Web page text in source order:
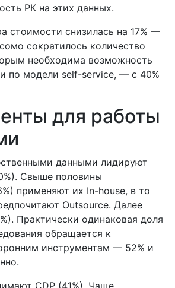
РК на этих данных.
стоимости снизилась на 17% —
сократилось количество
необходима возможность
по модели self-service, — с 40%
для работы
данными лидируют
Свыше половины
применяют их In-house, в то
Outsource. Далее
Практически одинаковая доля
обращается к
инструментам — 52% и
CDP (41%). Чаще